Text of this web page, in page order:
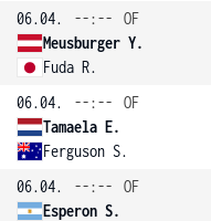
06.04.
--:--
OF
Meusburger Y.
Fuda R.
06.04.
--:--
OF
Tamaela E.
Ferguson S.
06.04.
--:--
OF
Esperon S.